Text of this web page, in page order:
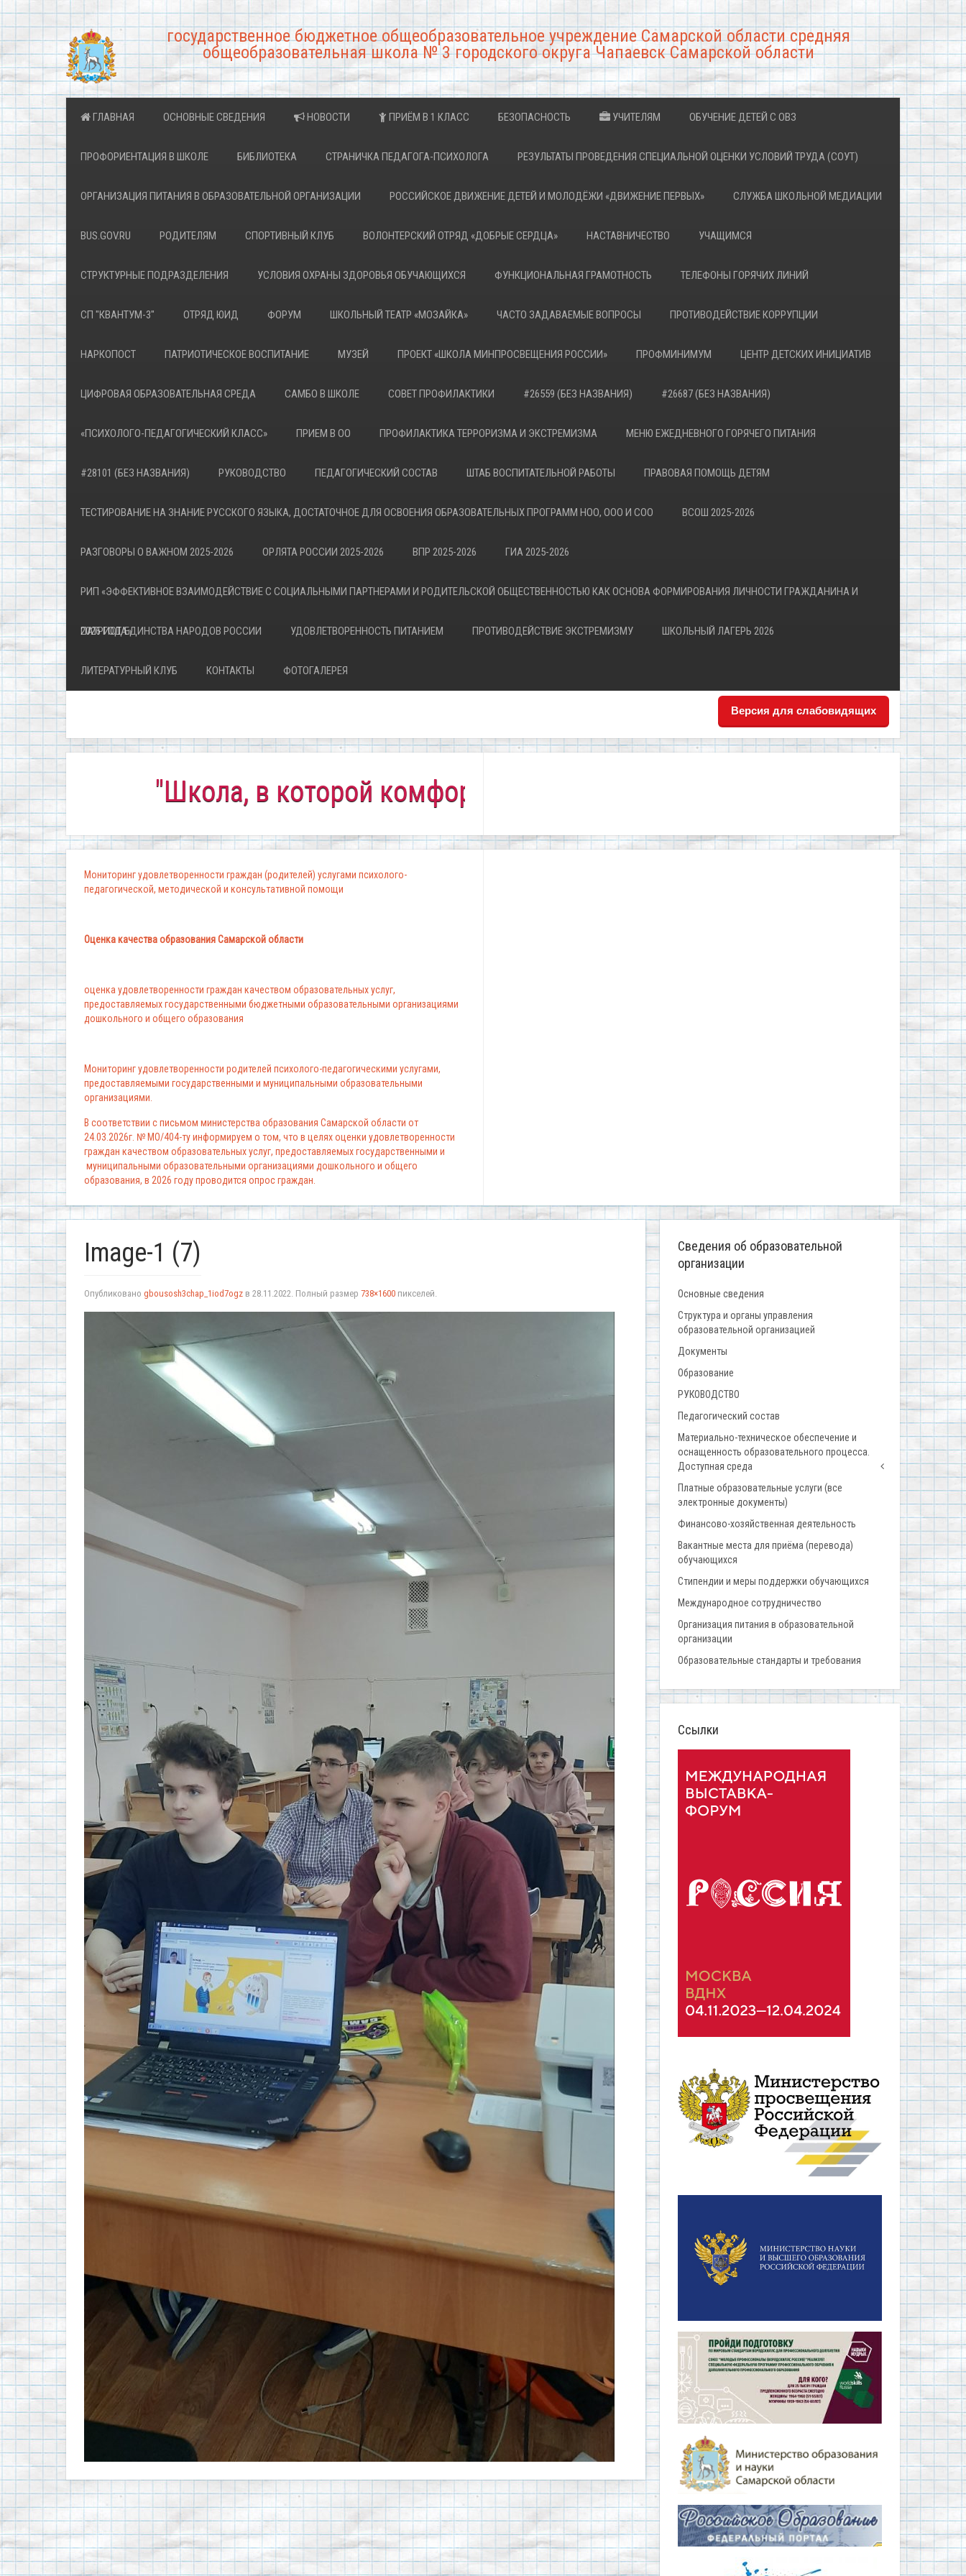
государственное бюджетное общеобразовательное учреждение Самарской области средняя
общеобразовательная школа № 3 городского округа Чапаевск Самарской области
ГЛАВНАЯ ОСНОВНЫЕ СВЕДЕНИЯ НОВОСТИ ПРИЁМ В 1 КЛАСС БЕЗОПАСНОСТЬ УЧИТЕЛЯМ ОБУЧЕНИЕ ДЕТЕЙ С ОВЗ
ПРОФОРИЕНТАЦИЯ В ШКОЛЕ БИБЛИОТЕКА СТРАНИЧКА ПЕДАГОГА-ПСИХОЛОГА РЕЗУЛЬТАТЫ ПРОВЕДЕНИЯ СПЕЦИАЛЬНОЙ ОЦЕНКИ УСЛОВИЙ ТРУДА (СОУТ)
ОРГАНИЗАЦИЯ ПИТАНИЯ В ОБРАЗОВАТЕЛЬНОЙ ОРГАНИЗАЦИИ РОССИЙСКОЕ ДВИЖЕНИЕ ДЕТЕЙ И МОЛОДЁЖИ «ДВИЖЕНИЕ ПЕРВЫХ» СЛУЖБА ШКОЛЬНОЙ МЕДИАЦИИ
BUS.GOV.RU РОДИТЕЛЯМ СПОРТИВНЫЙ КЛУБ ВОЛОНТЕРСКИЙ ОТРЯД «ДОБРЫЕ СЕРДЦА» НАСТАВНИЧЕСТВО УЧАЩИМСЯ
СТРУКТУРНЫЕ ПОДРАЗДЕЛЕНИЯ УСЛОВИЯ ОХРАНЫ ЗДОРОВЬЯ ОБУЧАЮЩИХСЯ ФУНКЦИОНАЛЬНАЯ ГРАМОТНОСТЬ ТЕЛЕФОНЫ ГОРЯЧИХ ЛИНИЙ
СП "КВАНТУМ-3" ОТРЯД ЮИД ФОРУМ ШКОЛЬНЫЙ ТЕАТР «МОЗАЙКА» ЧАСТО ЗАДАВАЕМЫЕ ВОПРОСЫ ПРОТИВОДЕЙСТВИЕ КОРРУПЦИИ
НАРКОПОСТ ПАТРИОТИЧЕСКОЕ ВОСПИТАНИЕ МУЗЕЙ ПРОЕКТ «ШКОЛА МИНПРОСВЕЩЕНИЯ РОССИИ» ПРОФМИНИМУМ ЦЕНТР ДЕТСКИХ ИНИЦИАТИВ
ЦИФРОВАЯ ОБРАЗОВАТЕЛЬНАЯ СРЕДА САМБО В ШКОЛЕ СОВЕТ ПРОФИЛАКТИКИ #26559 (БЕЗ НАЗВАНИЯ) #26687 (БЕЗ НАЗВАНИЯ)
«ПСИХОЛОГО-ПЕДАГОГИЧЕСКИЙ КЛАСС» ПРИЕМ В ОО ПРОФИЛАКТИКА ТЕРРОРИЗМА И ЭКСТРЕМИЗМА МЕНЮ ЕЖЕДНЕВНОГО ГОРЯЧЕГО ПИТАНИЯ
#28101 (БЕЗ НАЗВАНИЯ) РУКОВОДСТВО ПЕДАГОГИЧЕСКИЙ СОСТАВ ШТАБ ВОСПИТАТЕЛЬНОЙ РАБОТЫ ПРАВОВАЯ ПОМОЩЬ ДЕТЯМ
ТЕСТИРОВАНИЕ НА ЗНАНИЕ РУССКОГО ЯЗЫКА, ДОСТАТОЧНОЕ ДЛЯ ОСВОЕНИЯ ОБРАЗОВАТЕЛЬНЫХ ПРОГРАММ НОО, ООО И СОО ВСОШ 2025-2026
РАЗГОВОРЫ О ВАЖНОМ 2025-2026 ОРЛЯТА РОССИИ 2025-2026 ВПР 2025-2026 ГИА 2025-2026
РИП «ЭФФЕКТИВНОЕ ВЗАИМОДЕЙСТВИЕ С СОЦИАЛЬНЫМИ ПАРТНЕРАМИ И РОДИТЕЛЬСКОЙ ОБЩЕСТВЕННОСТЬЮ КАК ОСНОВА ФОРМИРОВАНИЯ ЛИЧНОСТИ ГРАЖДАНИНА И
ПАТРИОТА»
2026 ГОД ЕДИНСТВА НАРОДОВ РОССИИ УДОВЛЕТВОРЕННОСТЬ ПИТАНИЕМ ПРОТИВОДЕЙСТВИЕ ЭКСТРЕМИЗМУ ШКОЛЬНЫЙ ЛАГЕРЬ 2026
ЛИТЕРАТУРНЫЙ КЛУБ КОНТАКТЫ ФОТОГАЛЕРЕЯ
Версия для слабовидящих
"Школа, в которой комфортно всем!"
Мониторинг удовлетворенности граждан (родителей) услугами психолого-
педагогической, методической и консультативной помощи
Оценка качества образования Самарской области
оценка удовлетворенности граждан качеством образовательных услуг,
предоставляемых государственными бюджетными образовательными организациями
дошкольного и общего образования
Мониторинг удовлетворенности родителей психолого-педагогическими услугами,
предоставляемыми государственными и муниципальными образовательными
организациями.
В соответствии с письмом министерства образования Самарской области от
24.03.2026г. № МО/404-ту информируем о том, что в целях оценки удовлетворенности
граждан качеством образовательных услуг, предоставляемых государственными и
муниципальными образовательными организациями дошкольного и общего
образования, в 2026 году проводится опрос граждан.
Image-1 (7)
Опубликовано gbousosh3chap_1iod7ogz в 28.11.2022. Полный размер 738×1600 пикселей.
Сведения об образовательной
организации
Основные сведения
Структура и органы управления
образовательной организацией
Документы
Образование
РУКОВОДСТВО
Педагогический состав
Материально-техническое обеспечение и
оснащенность образовательного процесса.
Доступная среда
Платные образовательные услуги (все
электронные документы)
Финансово-хозяйственная деятельность
Вакантные места для приёма (перевода)
обучающихся
Стипендии и меры поддержки обучающихся
Международное сотрудничество
Организация питания в образовательной
организации
Образовательные стандарты и требования
Ссылки